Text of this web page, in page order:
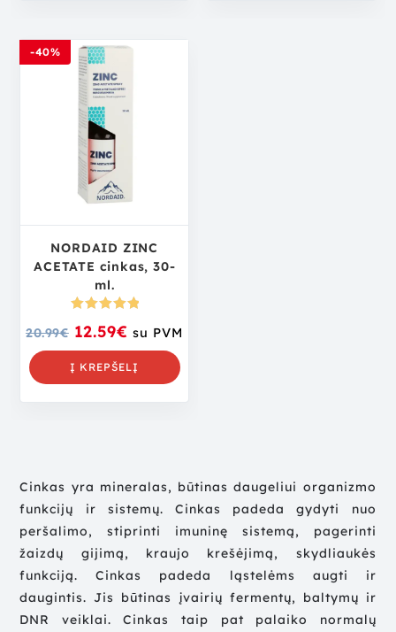
-40%
NORDAID ZINC
ACETATE cinkas, 30-
ml.
s:5.00iš
5
20.99€ 12.59€ su PVM
Į KREPŠELĮ
Cinkas yra mineralas, būtinas daugeliui organizmo
funkcijų ir sistemų. Cinkas padeda gydyti nuo
peršalimo, stiprinti imuninę sistemą, pagerinti
žaizdų gijimą, kraujo krešėjimą, skydliaukės
funkciją. Cinkas padeda ląstelėms augti ir
daugintis. Jis būtinas įvairių fermentų, baltymų ir
DNR veiklai. Cinkas taip pat palaiko normalų